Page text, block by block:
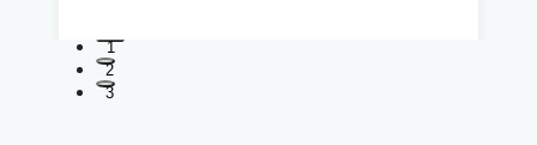
1
2
3